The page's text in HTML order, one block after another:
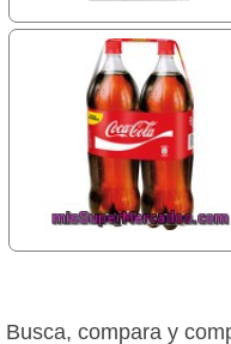
Busca, compara y